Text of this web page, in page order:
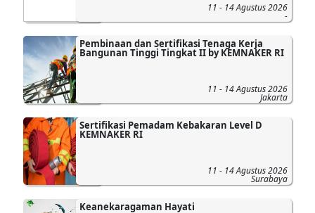
11 - 14 Agustus 2026
-
Pembinaan dan Sertifikasi Tenaga Kerja
Bangunan Tinggi Tingkat II by KEMNAKER RI
11 - 14 Agustus 2026
Jakarta
Sertifikasi Pemadam Kebakaran Level D
KEMNAKER RI
11 - 14 Agustus 2026
Surabaya
Keanekaragaman Hayati